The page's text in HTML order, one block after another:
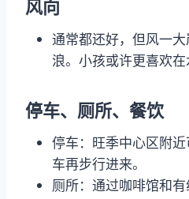
风向
通常都还好，但风一
浪。小孩或许更喜欢在
停车、厕所、餐饮
停车：旺季中心区附
车再步行进来。
厕所：通过咖啡馆和